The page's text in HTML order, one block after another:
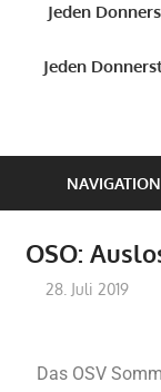
Jeden
Jeden
NAVIGATION
OSO:
28. Juli 2019
Das OSV